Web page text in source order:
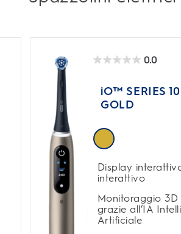
0.0
0.0
stelle.
iO™ SERIES
GOLD
Display
interattivo
Monitoraggio
grazie all’IA
Artificiale